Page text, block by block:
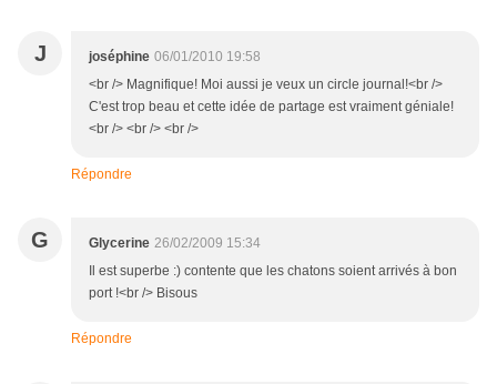
J joséphine 06/01/2010 19:58
<br /> Magnifique! Moi aussi je veux un circle journal!<br />
C'est trop beau et cette idée de partage est vraiment géniale!
<br /> <br /> <br />
Répondre
G Glycerine 26/02/2009 15:34
Il est superbe :) contente que les chatons soient arrivés à bon
port !<br /> Bisous
Répondre